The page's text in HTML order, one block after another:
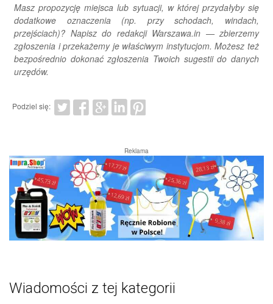
Masz propozycję miejsca lub sytuacji, w której przydałyby się
dodatkowe oznaczenia (np. przy schodach, windach,
przejściach)? Napisz do redakcji Warszawa.in — zbierzemy
zgłoszenia i przekażemy je właściwym instytucjom. Możesz też
bezpośrednio dokonać zgłoszenia Twoich sugestii do danych
urzędów.
Podziel się:
Reklama
Wiadomości z tej kategorii